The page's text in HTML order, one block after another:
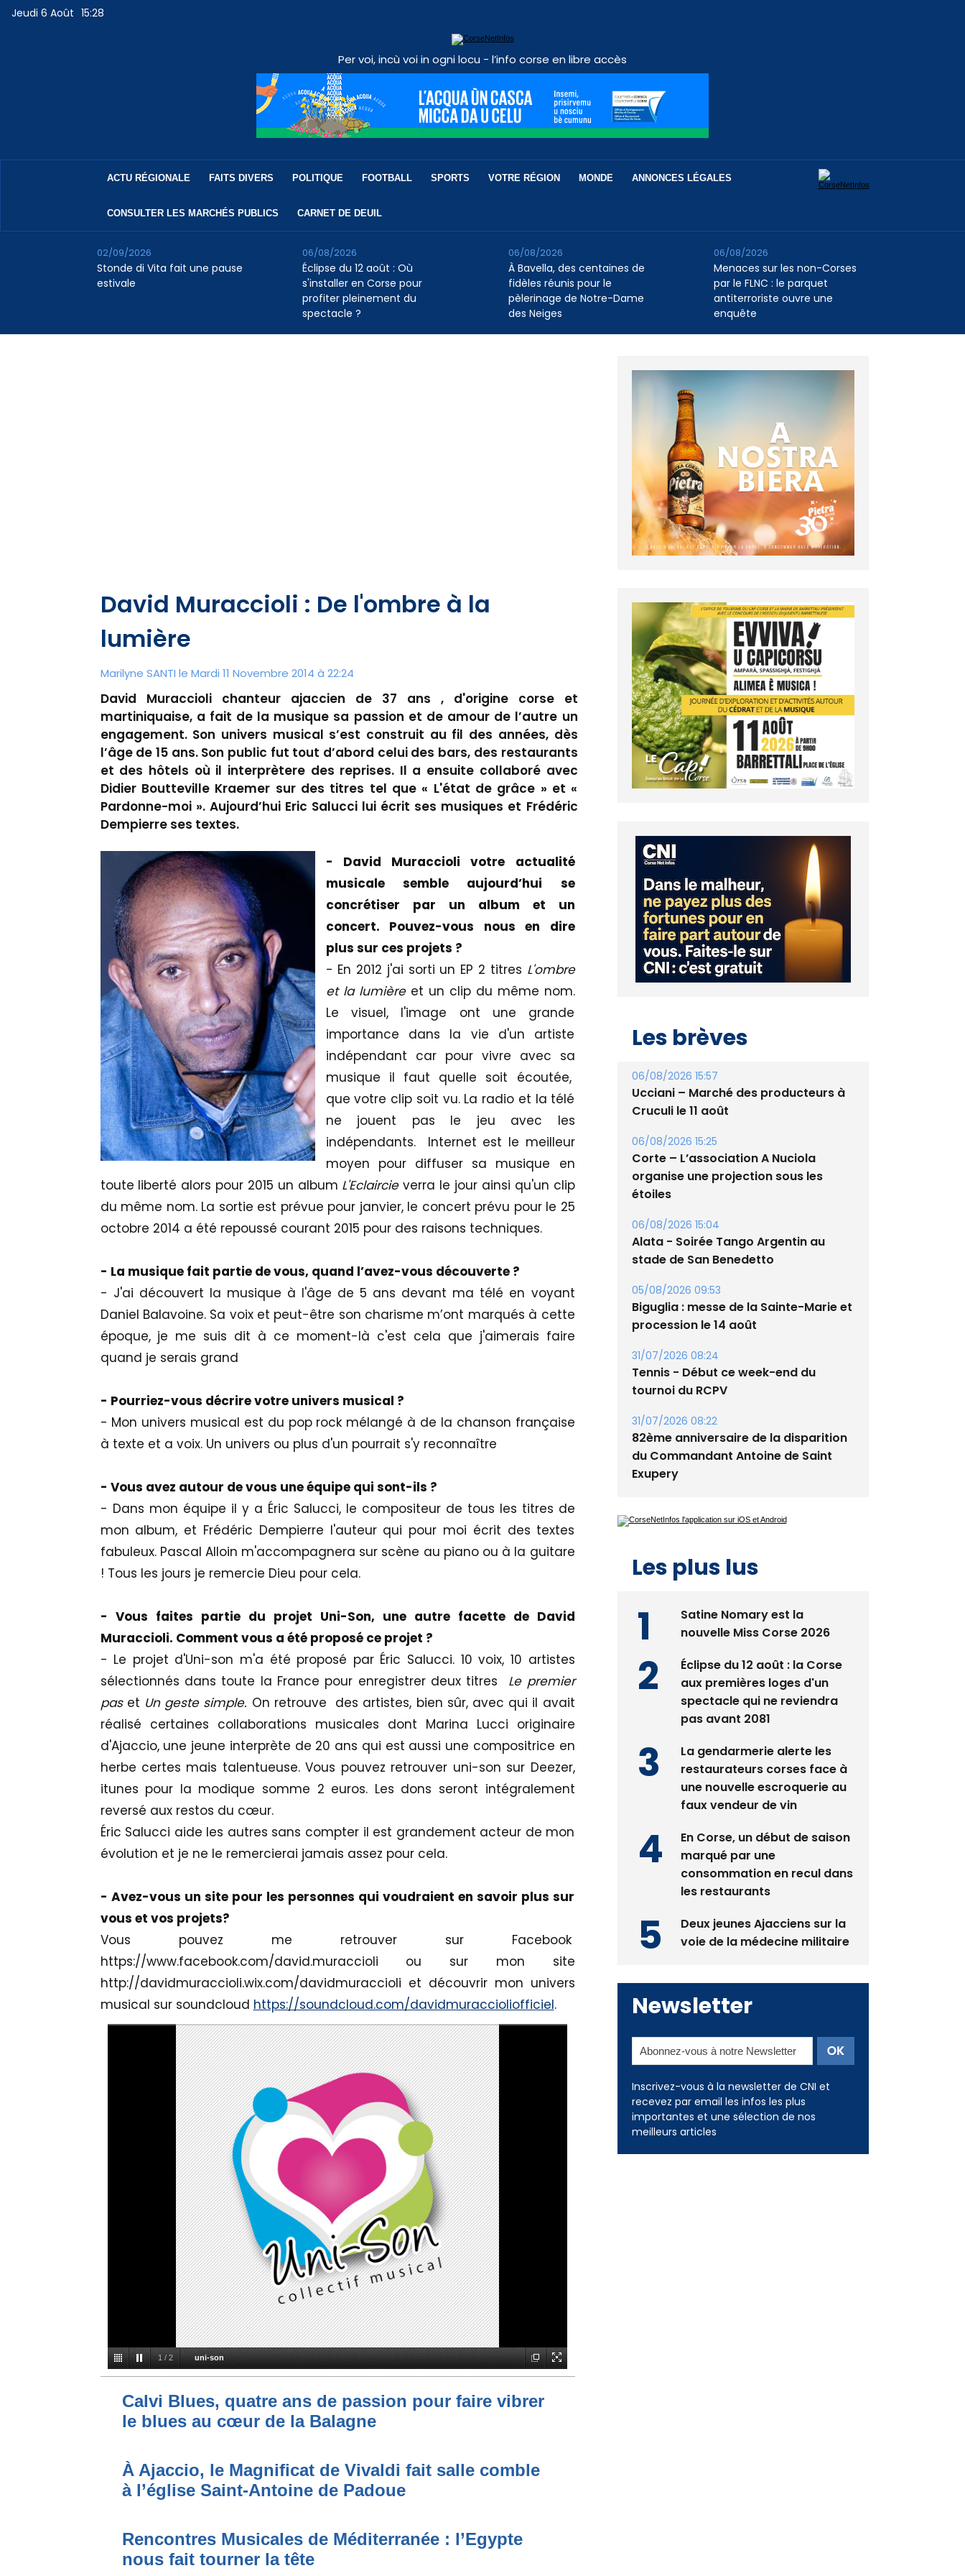
Jeudi 6 Août 15:28
Per voi, incù voi in ogni locu - l’info corse en libre accès
ACTU RÉGIONALE FAITS DIVERS POLITIQUE FOOTBALL SPORTS VOTRE RÉGION MONDE ANNONCES LÉGALES
CONSULTER LES MARCHÉS PUBLICS CARNET DE DEUIL
Stonde di Vita fait une pause
estivale
02/09/2026
Éclipse du 12 août : Où
s'installer en Corse pour
profiter pleinement du
spectacle ?
06/08/2026
À Bavella, des centaines de
fidèles réunis pour le
pèlerinage de Notre-Dame
des Neiges
06/08/2026
Menaces sur les non-Corses
par le FLNC : le parquet
antiterroriste ouvre une
enquête
06/08/2026
David Muraccioli : De l'ombre à la
lumière
Marilyne SANTI le Mardi 11 Novembre 2014 à 22:24
David Muraccioli chanteur ajaccien de 37 ans , d'origine corse et
martiniquaise, a fait de la musique sa passion et de amour de l’autre un
engagement. Son univers musical s’est construit au fil des années, dès
l’âge de 15 ans. Son public fut tout d’abord celui des bars, des restaurants
et des hôtels où il interprètere des reprises. Il a ensuite collaboré avec
Didier Boutteville Kraemer sur des titres tel que « L'état de grâce » et «
Pardonne-moi ». Aujourd’hui Eric Salucci lui écrit ses musiques et Frédéric
Dempierre ses textes.
- David Muraccioli votre actualité
musicale semble aujourd’hui se
concrétiser par un album et un
concert. Pouvez-vous nous en dire
plus sur ces projets ?
- En 2012 j'ai sorti un EP 2 titres L'ombre
et la lumièreet un clip du même nom.
Le visuel, l'image ont une grande
importance dans la vie d'un artiste
indépendant car pour vivre avec sa
musique il faut quelle soit écoutée,
que votre clip soit vu. La radio et la télé
ne jouent pas le jeu avec les
indépendants. Internet est le meilleur
moyen pour diffuser sa musique en
toute liberté alors pour 2015 un album L'Eclaircieverra le jour ainsi qu'un clip
du même nom. La sortie est prévue pour janvier, le concert prévu pour le 25
octobre 2014 a été repoussé courant 2015 pour des raisons techniques.
- La musique fait partie de vous, quand l’avez-vous découverte ?
- J'ai découvert la musique à l'âge de 5 ans devant ma télé en voyant
Daniel Balavoine. Sa voix et peut-être son charisme m’ont marqués à cette
époque, je me suis dit à ce moment-là c'est cela que j'aimerais faire
quand je serais grand
- Pourriez-vous décrire votre univers musical ?
- Mon univers musical est du pop rock mélangé à de la chanson française
à texte et a voix. Un univers ou plus d'un pourrait s'y reconnaître
- Vous avez autour de vous une équipe qui sont-ils ?
- Dans mon équipe il y a Éric Salucci, le compositeur de tous les titres de
mon album, et Frédéric Dempierre l'auteur qui pour moi écrit des textes
fabuleux. Pascal Alloin m'accompagnera sur scène au piano ou à la guitare
! Tous les jours je remercie Dieu pour cela.
- Vous faites partie du projet Uni-Son, une autre facette de David
Muraccioli. Comment vous a été proposé ce projet ?
- Le projet d'Uni-son m'a été proposé par Éric Salucci. 10 voix, 10 artistes
sélectionnés dans toute la France pour enregistrer deux titres Le premier
paset Un geste simple. On retrouve des artistes, bien sûr, avec qui il avait
réalisé certaines collaborations musicales dont Marina Lucci originaire
d'Ajaccio, une jeune interprète de 20 ans qui est aussi une compositrice en
herbe certes mais talentueuse. Vous pouvez retrouver uni-son sur Deezer,
itunes pour la modique somme 2 euros. Les dons seront intégralement
reversé aux restos du cœur.
Éric Salucci aide les autres sans compter il est grandement acteur de mon
évolution et je ne le remercierai jamais assez pour cela.
- Avez-vous un site pour les personnes qui voudraient en savoir plus sur
vous et vos projets?
Vous pouvez me retrouver sur Facebook
https://www.facebook.com/david.muraccioli ou sur mon site
http://davidmuraccioli.wix.com/davidmuraccioli et découvrir mon univers
musical sur soundcloud https://soundcloud.com/davidmuraccioliofficiel.
2 / 2 JAQUETTE BLEU HD
Calvi Blues, quatre ans de passion pour faire vibrer
le blues au cœur de la Balagne
À Ajaccio, le Magnificat de Vivaldi fait salle comble
à l’église Saint-Antoine de Padoue
Rencontres Musicales de Méditerranée : l’Egypte
nous fait tourner la tête
Les brèves
06/08/2026 15:57
Ucciani – Marché des producteurs à
Cruculi le 11 août
06/08/2026 15:25
Corte – L’association A Nuciola
organise une projection sous les
étoiles
06/08/2026 15:04
Alata - Soirée Tango Argentin au
stade de San Benedetto
05/08/2026 09:53
Biguglia : messe de la Sainte-Marie et
procession le 14 août
31/07/2026 08:24
Tennis - Début ce week-end du
tournoi du RCPV
31/07/2026 08:22
82ème anniversaire de la disparition
du Commandant Antoine de Saint
Exupery
Les plus lus
Satine Nomary est la
nouvelle Miss Corse 2026
Éclipse du 12 août : la Corse
aux premières loges d'un
spectacle qui ne reviendra
pas avant 2081
La gendarmerie alerte les
restaurateurs corses face à
une nouvelle escroquerie au
faux vendeur de vin
En Corse, un début de saison
marqué par une
consommation en recul dans
les restaurants
Deux jeunes Ajacciens sur la
voie de la médecine militaire
Newsletter
Inscrivez-vous à la newsletter de CNI et
recevez par email les infos les plus
importantes et une sélection de nos
meilleurs articles